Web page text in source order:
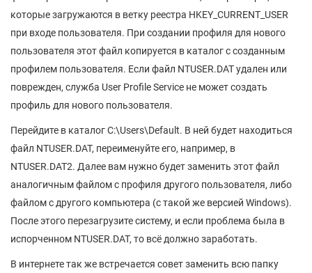
которые загружаются в ветку реестра HKEY_CURRENT_USER
при входе пользователя. При создании профиля для нового
пользователя этот файл копируется в каталог с созданным
профилем пользователя. Если файл NTUSER.DAT удален или
поврежден, служба User Profile Service не может создать
профиль для нового пользователя.
Перейдите в каталог C:\Users\Default. В ней будет находиться
файл NTUSER.DAT, переименуйте его, например, в
NTUSER.DAT2. Далее вам нужно будет заменить этот файл
аналогичным файлом с профиля другого пользователя, либо
файлом с другого компьютера (с такой же версией Windows).
После этого перезагрузите систему, и если проблема была в
испорченном NTUSER.DAT, то всё должно заработать.
В интернете так же встречается совет заменить всю папку